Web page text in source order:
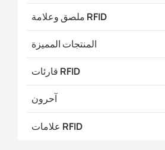
ملصق وعلامة RFID
المنتجات المميزة
قارئات RFID
آحرون
علامات RFID